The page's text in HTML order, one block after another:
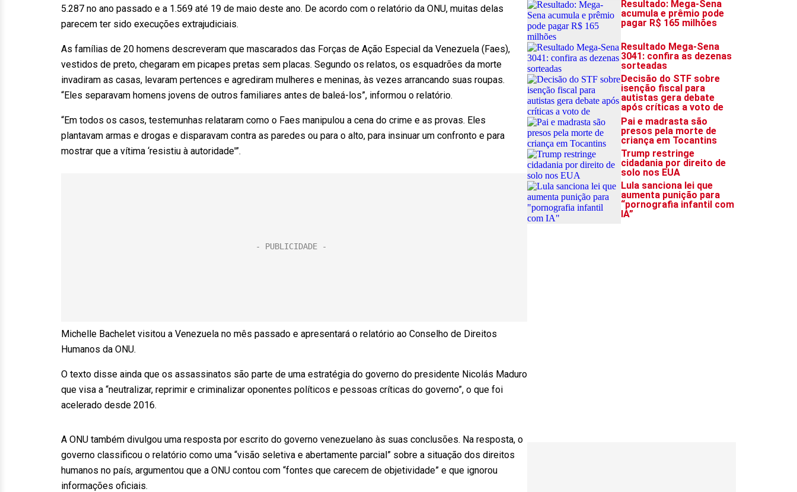
5.287 no ano passado e a 1.569 até 19 de maio deste ano. De acordo com o relatório da ONU, muitas delas
parecem ter sido execuções extrajudiciais.
As famílias de 20 homens descreveram que mascarados das Forças de Ação Especial da Venezuela (Faes),
vestidos de preto, chegaram em picapes pretas sem placas. Segundo os relatos, os esquadrões da morte
invadiram as casas, levaram pertences e agrediram mulheres e meninas, às vezes arrancando suas roupas.
“Eles separavam homens jovens de outros familiares antes de baleá-los”, informou o relatório.
“Em todos os casos, testemunhas relataram como o Faes manipulou a cena do crime e as provas. Eles
plantavam armas e drogas e disparavam contra as paredes ou para o alto, para insinuar um confronto e para
mostrar que a vítima ‘resistiu à autoridade'”.
Michelle Bachelet visitou a Venezuela no mês passado e apresentará o relatório ao Conselho de Direitos
Humanos da ONU.
O texto disse ainda que os assassinatos são parte de uma estratégia do governo do presidente Nicolás Maduro
que visa a “neutralizar, reprimir e criminalizar oponentes políticos e pessoas críticas do governo”, o que foi
acelerado desde 2016.
A ONU também divulgou uma resposta por escrito do governo venezuelano às suas conclusões. Na resposta, o
governo classificou o relatório como uma “visão seletiva e abertamente parcial” sobre a situação dos direitos
humanos no país, argumentou que a ONU contou com “fontes que carecem de objetividade” e que ignorou
informações oficiais.